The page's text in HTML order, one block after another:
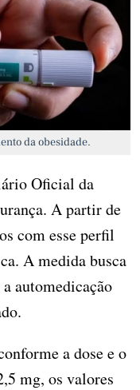
da obesidade.
Oficial da
A partir de
com esse perfil
A medida busca
automedicação
a dose e o
mg, os valores